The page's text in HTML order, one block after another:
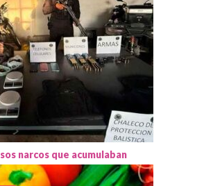
narcos que acumulaban